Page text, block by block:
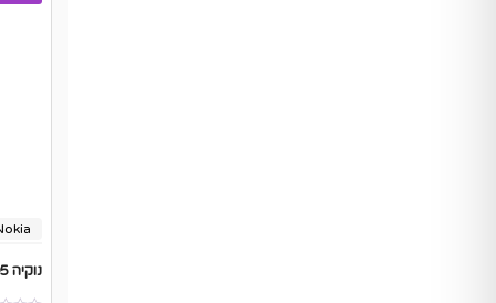
נוקיה 105 4G תומך כשר + נגן – ללא דפדפן